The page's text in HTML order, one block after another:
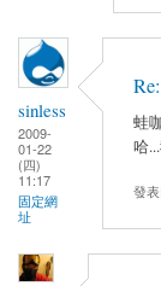
sinless
2009-
01-22
(四)
11:17
固定網
址
蛙
哈
發